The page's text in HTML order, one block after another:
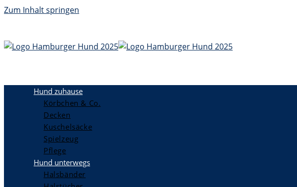
Zum Inhalt springen
Hund zuhause
Körbchen & Co.
Decken
Kuschelsäcke
Spielzeug
Pflege
Hund unterwegs
Halsbänder